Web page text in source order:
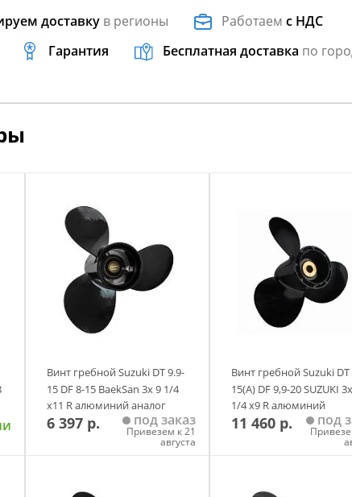
доставку в регионы Работаемс НДС
Гарантия Бесплатная доставка по
Винт гребной Suzuki DT 9.9-
15 DF 8-15 BaekSan 3х 9 1/4
х11 R алюминий аналог
6 397 р. под заказ
Привезем к 21
августа
Винт гребной Suzuki DT
15(А) DF 9,9-20 SUZUKI
1/4 х9 R алюминий
оригинал (6 289)
11 460 р. под